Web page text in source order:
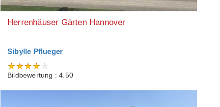
Herrenhäuser Gärten Hannover
Sibylle Pflueger
Bildbewertung : 4.50